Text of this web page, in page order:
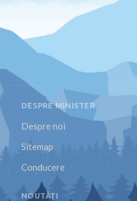
DESPRE MINISTER
Despre noi
Sitemap
Conducere
NOUTĂȚI